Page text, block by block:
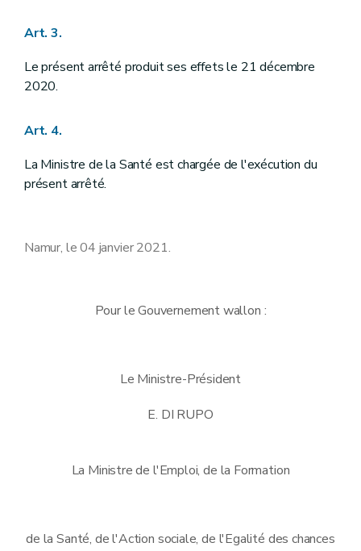
Art. 3.
Le présent arrêté produit ses effets le 21 décembre
2020.
Art. 4.
La Ministre de la Santé est chargée de l'exécution du
présent arrêté.
Namur, le 04 janvier 2021.
Pour le Gouvernement wallon :
Le Ministre-Président
E. DI RUPO
La Ministre de l'Emploi, de la Formation
de la Santé, de l'Action sociale, de l'Egalité des chances